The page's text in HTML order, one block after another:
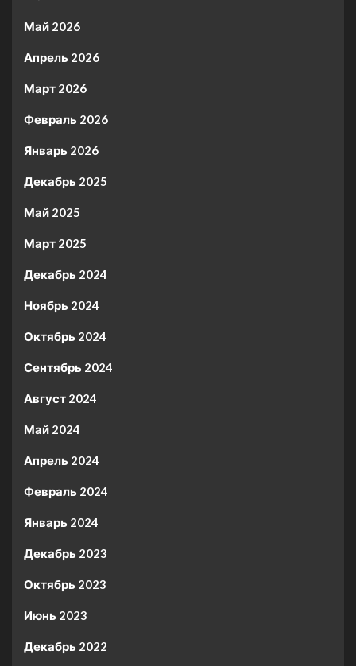
Май 2026
Апрель 2026
Март 2026
Февраль 2026
Январь 2026
Декабрь 2025
Май 2025
Март 2025
Декабрь 2024
Ноябрь 2024
Октябрь 2024
Сентябрь 2024
Август 2024
Май 2024
Апрель 2024
Февраль 2024
Январь 2024
Декабрь 2023
Октябрь 2023
Июнь 2023
Декабрь 2022